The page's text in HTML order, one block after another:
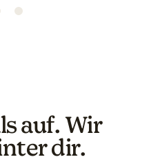
auf. Wir
dir.